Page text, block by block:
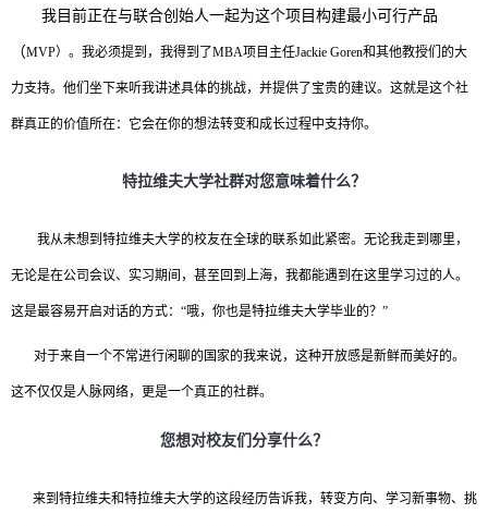
我目前正在与联合创始人一起为这个项目构建最小可行产品
（MVP）。我必须提到，我得到了MBA项目主任Jackie Goren和其他教授们的大
力支持。他们坐下来听我讲述具体的挑战，并提供了宝贵的建议。这就是这个社
群真正的价值所在：它会在你的想法转变和成长过程中支持你。
特拉维夫大学社群对您意味着什么？
我从未想到特拉维夫大学的校友在全球的联系如此紧密。无论我走到哪里，
无论是在公司会议、实习期间，甚至回到上海，我都能遇到在这里学习过的人。
这是最容易开启对话的方式： “哦，你也是特拉维夫大学毕业的？”
对于来自一个不常进行闲聊的国家的我来说，这种开放感是新鲜而美好的。
这不仅仅是人脉网络，更是一个真正的社群。
您想对校友们分享什么？
来到特拉维夫和特拉维夫大学的这段经历告诉我，转变方向、学习新事物、挑